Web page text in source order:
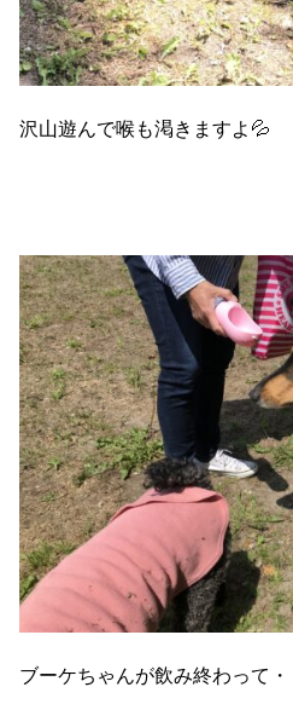
沢山遊んで喉も渇きますよ💦
ブーケちゃんが飲み終わって・